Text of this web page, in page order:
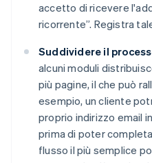
accetto di ricevere
ricorrente”. Registra
Suddividere il
alcuni moduli
più pagine, il che può
esempio, un cliente
proprio indirizzo email
prima di poter
flusso il più semplice